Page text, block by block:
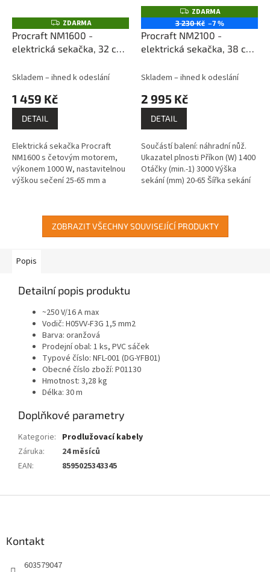
Z
D
A
R
ZDARMA
Procraft NM1600 -
elektrická sekačka, 32 cm
Skladem – ihned k odeslání
1 459 Kč
DETAIL
Elektrická sekačka Procraft
NM1600 s četovým motorem,
výkonem 1000 W, nastavitelnou
výškou sečení 25-65 mm a
Z
D
A
R
A
ZDARMA
3 230 Kč –7 %
Procraft NM2100 -
elektrická sekačka, 38 cn
Skladem – ihned k odeslání
2 995 Kč
DETAIL
Součástí balení: náhradní nůž.
Ukazatel plnosti Příkon (W) 1400
Otáčky (min.-1) 3000 Výška
sekání (mm) 20-65 Šířka sekání
Objem...
ZOBRAZIT VŠECHNY SOUVISEJÍCÍ PRODUKTY
Popis
Detailní popis produktu
~250 V/16 A max
Vodič: H05VV-F3G 1,5 mm2
Barva: oranžová
Prodejní obal: 1 ks, PVC sáček
Typové číslo: NFL-001 (DG-YFB01)
Obecné číslo zboží: P01130
Hmotnost: 3,28 kg
Délka: 30 m
Doplňkové parametry
Kategorie: Prodlužovací kabely
Záruka:
24 měsíců
EAN: 8595025343345
Kontakt
603579047